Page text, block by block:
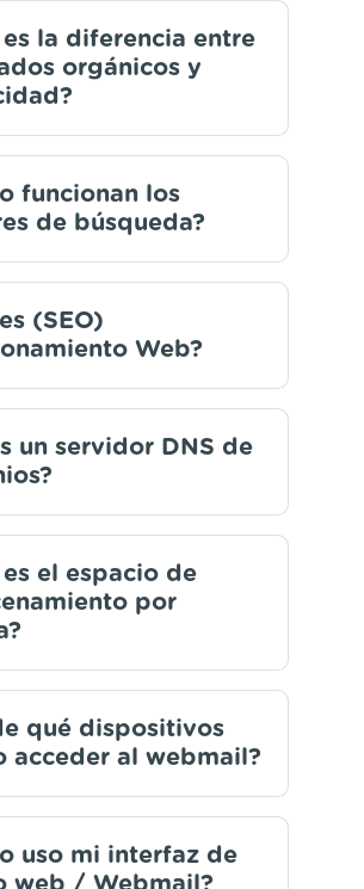
es la diferencia entre
orgánicos y
funcionan los
de búsqueda?
(SEO)
Web?
un servidor DNS de
es el espacio de
por
qué dispositivos
acceder al webmail?
uso mi interfaz de
web / Webmail?